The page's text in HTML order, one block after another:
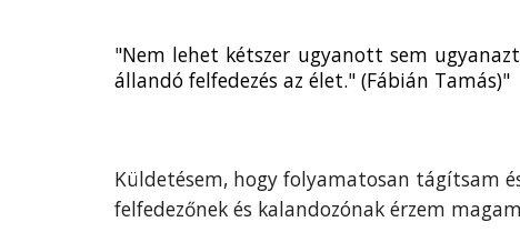
"Nem lehet kétszer ugyanott sem
állandó felfedezés az élet." (Fábián Tamás)"
Küldetésem, hogy folyamatosan tágítsam
felfedezőnek és kalandozónak érzem